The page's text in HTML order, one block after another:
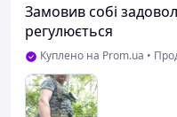
Замовив собі
регулюється
Куплено на Prom.ua •